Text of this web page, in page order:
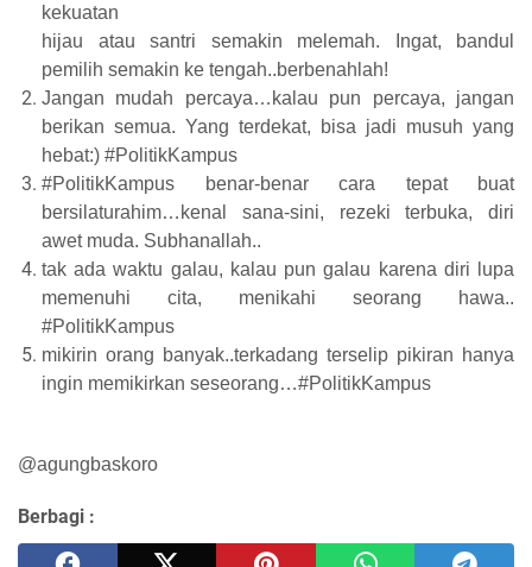
kekuatan
hijau atau santri semakin melemah. Ingat, bandul
pemilih semakin ke tengah..berbenahlah!
Jangan mudah percaya…kalau pun percaya, jangan
berikan semua. Yang terdekat, bisa jadi musuh yang
hebat:) #PolitikKampus
#PolitikKampus benar-benar cara tepat buat
bersilaturahim…kenal sana-sini, rezeki terbuka, diri
awet muda. Subhanallah..
tak ada waktu galau, kalau pun galau karena diri lupa
memenuhi cita, menikahi seorang hawa..
#PolitikKampus
mikirin orang banyak..terkadang terselip pikiran hanya
ingin memikirkan seseorang…#PolitikKampus
@agungbaskoro
Berbagi :